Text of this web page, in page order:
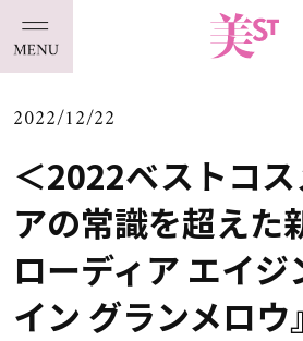
2022/12/22
＜2022ベストコ
アの常識を超えた
ローディア エイジ
イン グランメロウ